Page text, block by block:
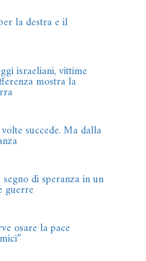
la destra e il
israeliani, vittime
mostra la
succede. Ma dalla
di speranza in un
guerre
osare la pace